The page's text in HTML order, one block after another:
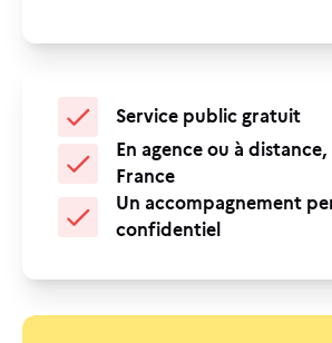
Service public gratuit
En agence ou à
France
Un accompagnement
confidentiel